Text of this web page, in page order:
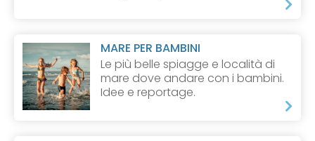
MARE PER BAMBINI
Le più belle spiagge e località di
mare dove andare con i bambini.
Idee e reportage.